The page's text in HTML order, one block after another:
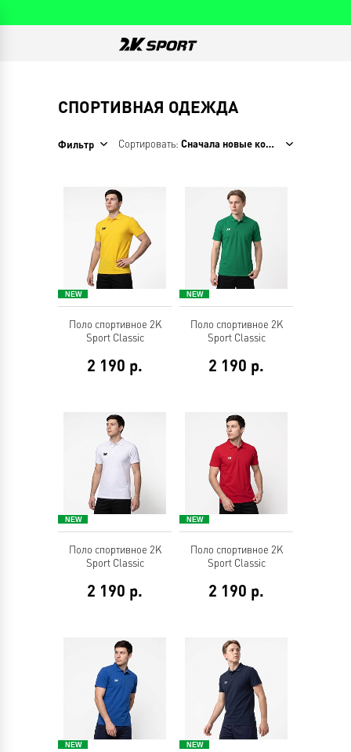
СПОРТИВНАЯ ОДЕЖДА
Фильтр Сортировать: Сначала новые коллекции
Поло спортивное 2K
Sport Classic
2 190 р.
Поло спортивное 2K
Sport Classic
2 190 р.
Поло спортивное 2K
Sport Classic
2 190 р.
Поло спортивное 2K
Sport Classic
2 190 р.